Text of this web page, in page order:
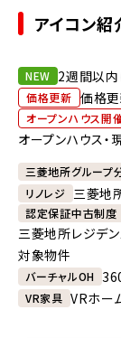
アイコン紹
NEW 2週間以
価格更新 価格
オープンハウス開
オープンハウス
三菱地所グループ
リノレジ 三菱地
認定保証中古制度
三菱地所レジデ
対象物件
バーチャルOH
VR家具 VRホー